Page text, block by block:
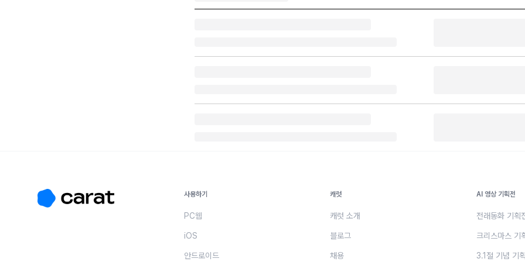
사용하기
PC웹
iOS
안드로이드
캐럿
캐럿 소개
블로그
채용
AI 영상 기획전
전래동화 기획
크리스마스 기
3.1절 기념 기